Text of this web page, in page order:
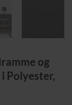
og
Polyester,